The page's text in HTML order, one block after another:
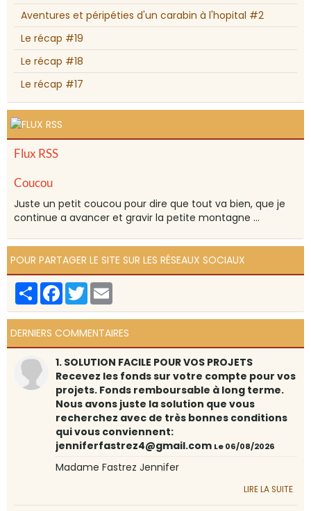
Aventures et péripéties d'un carabin à l'hopital #2
Le récap #19
Le récap #18
Le récap #17
Flux RSS
Coucou
Juste un petit coucou pour dire que tout va bien, que je
continue a avancer et gravir la petite montagne ...
POUR PARTAGER LE SITE SUR LES RÉSEAUX SOCIAUX
PartagerFacebook
Twitter
DERNIERS COMMENTAIRES
1. SOLUTION FACILE POUR VOS PROJETS
Recevez les fonds sur votre compte pour vos
projets. Fonds remboursable à long terme.
Nous avons juste la solution que vous
recherchez avec de très bonnes conditions
qui vous conviennent:
jenniferfastrez4@gmail.com Le 06/08/2026
Madame Fastrez Jennifer
LIRE LA SUITE